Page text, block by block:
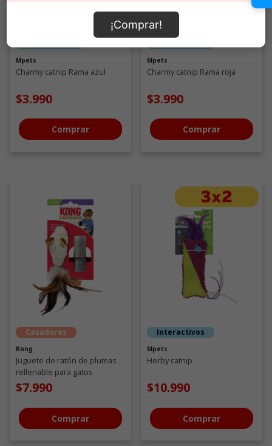
¡Comprar!
Mpets
Charmy catnip Rama azul
$3.990
Comprar
Mpets
Charmy catnip Rama roja
$3.990
Comprar
Cazadores
Kong
Juguete de ratón de plumas
rellenable para gatos
$7.990
Comprar
Interactivos
Mpets
Herby catnip
$10.990
Comprar